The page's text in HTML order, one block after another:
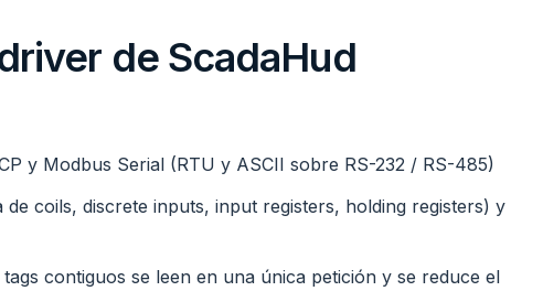
de ScadaHud
y Modbus Serial (RTU y ASCII sobre RS-232 / RS-485)
coils, discrete inputs, input registers, holding registers) y
contiguos se leen en una única petición y se reduce el